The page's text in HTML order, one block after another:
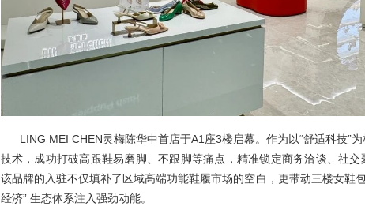
LING MEI CHEN灵梅陈华中首店于A1座3楼启幕。作为以“舒适科技”
技术，成功打破高跟鞋易磨脚、不跟脚等痛点，精准锁定商务洽谈、社交
该品牌的入驻不仅填补了区域高端功能鞋履市场的空白，更带动三楼女鞋
经济” 生态体系注入强劲动能。